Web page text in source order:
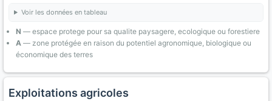
Voir les données en tableau
N — espace protege pour sa qualite paysagere, ecologique ou forestiere
A — zone protégée en raison du potentiel agronomique, biologique ou
économique des terres
Exploitations agricoles